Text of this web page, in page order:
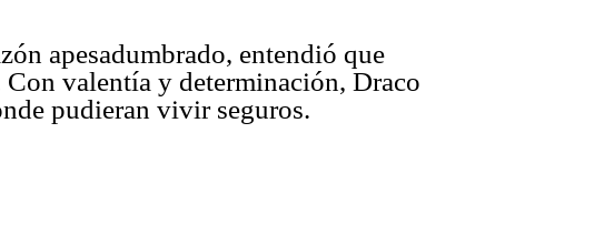
apesadumbrado, entendió que
valentía y determinación, Draco
pudieran vivir seguros.